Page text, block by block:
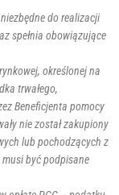
do realizacji
spełnia obowiązujące
określonej na
trwałego,
Beneficjenta pomocy
nie został zakupiony
lub pochodzących z
być podpisane